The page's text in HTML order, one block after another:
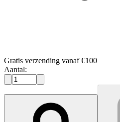
Gratis verzending vanaf €100
Aantal: